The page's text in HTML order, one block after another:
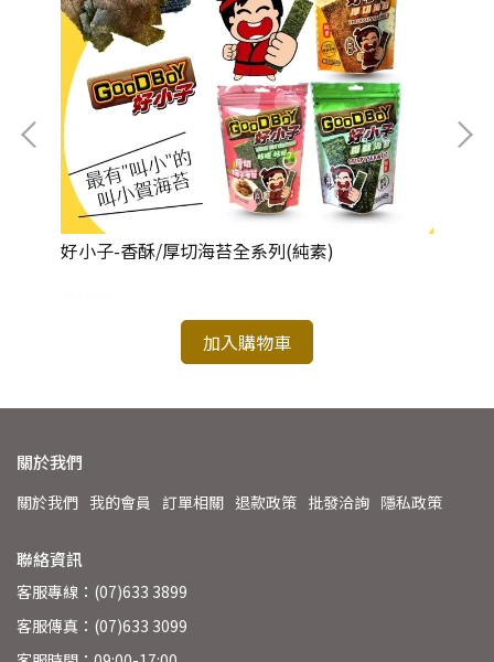
好小子-香酥/厚切海苔全系列(純素)
加入購物車
關於我們
關於我們 我的會員 訂單相關 退款政策 批發洽詢 隱私政策
聯絡資訊
客服專線：(07)633 3899
客服傳真：(07)633 3099